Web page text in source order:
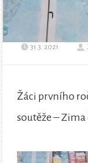
31.3. 2021
Žáci prvního
soutěže – Zima